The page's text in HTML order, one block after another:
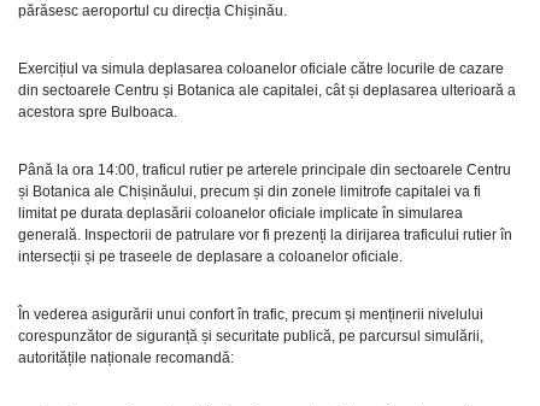
părăsesc aeroportul cu direcția Chișinău.
Exercițiul va simula deplasarea coloanelor oficiale către locurile de cazare
din sectoarele Centru și Botanica ale capitalei, cât și deplasarea ulterioară a
acestora spre Bulboaca.
Până la ora 14:00, traficul rutier pe arterele principale din sectoarele Centru
și Botanica ale Chișinăului, precum și din zonele limitrofe capitalei va fi
limitat pe durata deplasării coloanelor oficiale implicate în simularea
generală. Inspectorii de patrulare vor fi prezenți la dirijarea traficului rutier în
intersecții și pe traseele de deplasare a coloanelor oficiale.
În vederea asigurării unui confort în trafic, precum și menținerii nivelului
corespunzător de siguranță și securitate publică, pe parcursul simulării,
autoritățile naționale recomandă: